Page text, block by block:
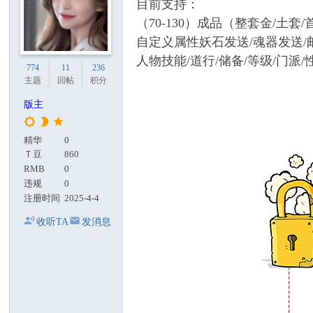
774
主题
11
回帖
236
积分
版主
精华
0
Ｔ豆
860
RMB
0
违规
0
注册时间 2025-4-4
收听TA 发消息
目前支持：
（70-130）成品（整套金/土套/
自定义属性妖石发送/魂器发送/
人物技能/道行/储备/等级/门派/